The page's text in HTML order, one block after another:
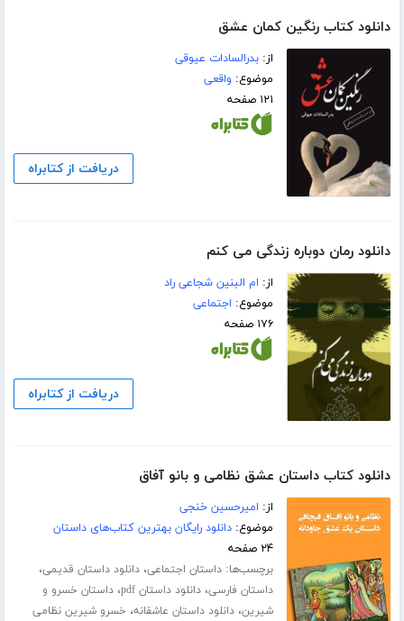
دانلود کتاب رنگین کمان عشق
از:بدرالسادات عیوقی
موضوع: واقعی
۱۲۱ صفحه
دریافت از کتابراه
دانلود رمان دوباره زندگی می کنم
از: ام البنین شجاعی راد
موضوع: اجتماعی
۱۷۶ صفحه
دریافت از کتابراه
دانلود کتاب داستان عشق نظامی و بانو آفاق
از: امیرحسین خنجی
موضوع:دانلود رایگان بهترین کتاب‌های داستان
۲۴ صفحه
برچسب‌ها:داستان اجتماعی،دانلود داستان قدیمی،
داستان فارسی،دانلود داستان pdf ،داستان خسرو و
شیرین،دانلود داستان عاشقانه، خسرو شیرین نظامی